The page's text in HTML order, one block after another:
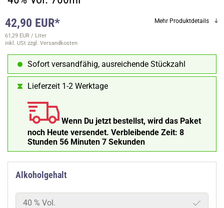
42,90 EUR*
61,29 EUR / Liter
inkl. USt zzgl. Versandkosten
Mehr Produktdetails
Sofort versandfähig, ausreichende Stückzahl
Lieferzeit 1-2 Werktage
Wenn Du jetzt bestellst, wird das Paket
noch Heute versendet. Verbleibende Zeit: 8
Stunden 56 Minuten 6 Sekunden
Alkoholgehalt
40 % Vol.